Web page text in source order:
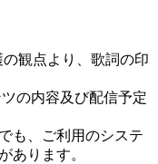
観点より、歌詞の印
の内容及び配信予定
も、ご利用のシステ
あります。